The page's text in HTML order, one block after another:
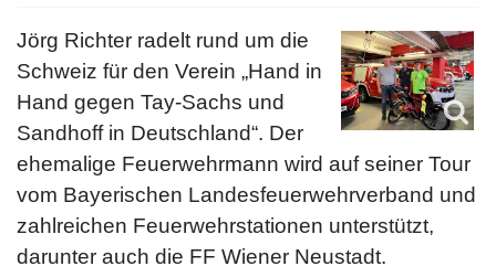
Jörg Richter radelt rund um die
Schweiz für den Verein „Hand in
Hand gegen Tay-Sachs und
Sandhoff in Deutschland“. Der
ehemalige Feuerwehrmann wird auf seiner Tour
vom Bayerischen Landesfeuerwehrverband und
zahlreichen Feuerwehrstationen unterstützt,
darunter auch die FF Wiener Neustadt.